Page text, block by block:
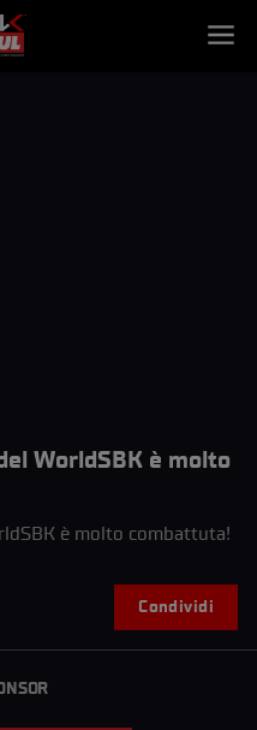
WorldSBK è molto
è molto combattuta!
Condividi